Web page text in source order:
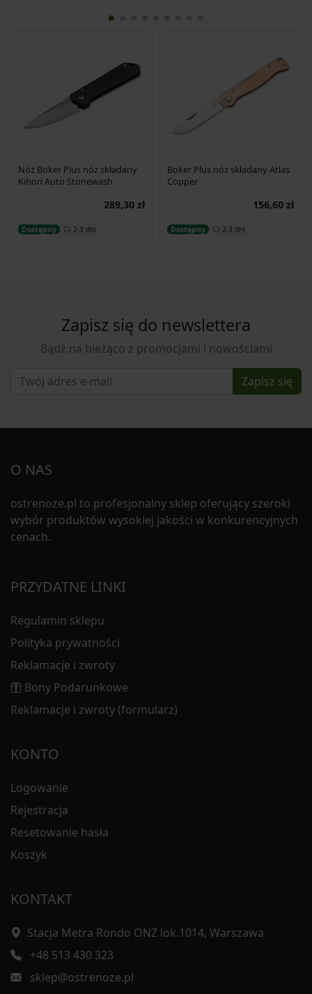
Nóż Boker Plus nóż składany
Kihon Auto Stonewash
289,30 zł
Dostępny 2-3 dni
Dodaj do koszyka
Boker Plus nóż składany Atlas
Copper
156,60 zł
Dostępny 2-3 dni
Dodaj do koszyka
Zapisz się do newslettera
Bądź na bieżąco z promocjami i nowościami
Zapisz się
O NAS
ostrenoze.pl to profesjonalny sklep oferujący szeroki
wybór produktów wysokiej jakości w konkurencyjnych
cenach.
PRZYDATNE LINKI
Regulamin sklepu
Polityka prywatności
Reklamacje i zwroty
Bony Podarunkowe
Reklamacje i zwroty (formularz)
KONTO
Logowanie
Rejestracja
Resetowanie hasła
Koszyk
KONTAKT
Stacja Metra Rondo ONZ lok.1014, Warszawa
+48 513 430 323
sklep@ostrenoze.pl